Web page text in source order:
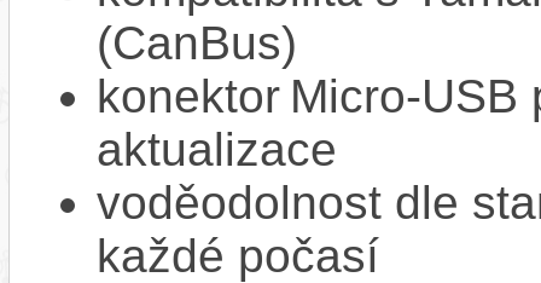
(CanBus)
konektor
aktualizace
voděodolnost dle
každé počasí